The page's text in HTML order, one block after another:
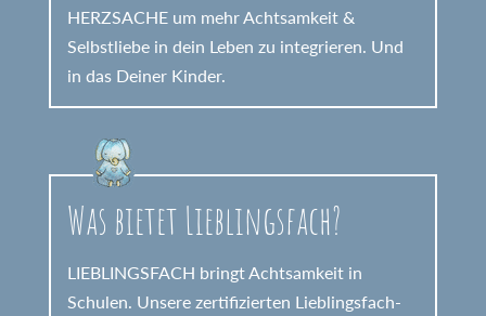
HERZSACHE um mehr Achtsamkeit &
Selbstliebe in dein Leben zu integrieren. Und
in das Deiner Kinder.
Was bietet Lieblingsfach?
LIEBLINGSFACH bringt Achtsamkeit in
Schulen. Unsere zertifizierten Lieblingsfach-